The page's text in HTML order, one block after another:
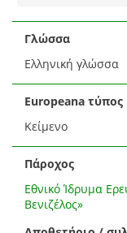
Γλώσσα
Ελληνική γλώσσα
Europeana τύπος
Κείμενο
Πάροχος
Εθνικό Ίδρυμα
Βενιζέλος»